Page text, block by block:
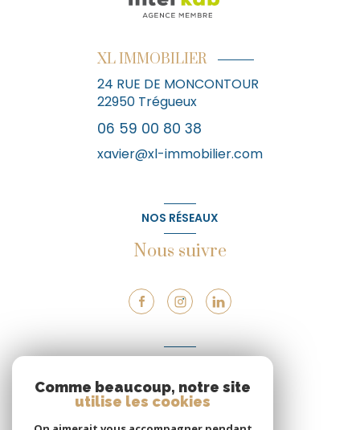
XL IMMOBILIER
24 RUE DE MONCONTOUR
22950 Trégueux
06 59 00 80 38
xavier@xl-immobilier.com
NOS RÉSEAUX
Nous suivre
VOTRE ESPACE
Espace propriétaire
Comme beaucoup, notre site
utilise les cookies